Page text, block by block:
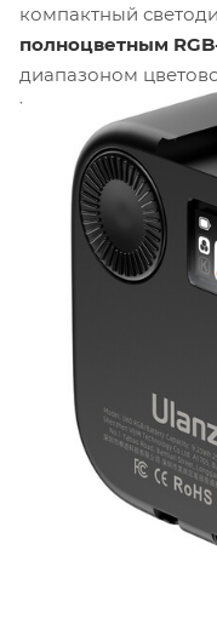
компактный
полноцветным
диапазоном
холодного света.
аккумулятором и
крепления к